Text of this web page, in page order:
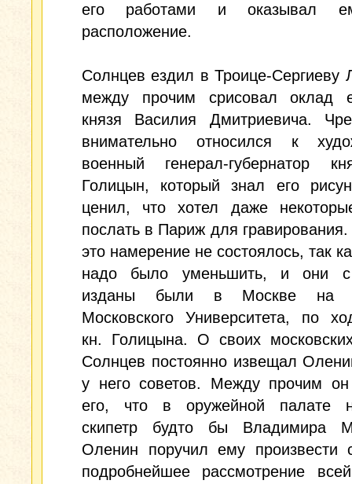
его работами и оказывал
расположение.
Солнцев ездил в Троице-Сергиеву
между прочим срисовал оклад
князя Василия Дмитриевича.
внимательно относился к
военный генерал-губернатор
Голицын, который знал его
ценил, что хотел даже
послать в Париж для
это намерение не состоялось, так
надо было уменьшить, и они с
изданы были в Москве на
Московского Университета, по
кн. Голицына. О своих
Солнцев постоянно извещал
у него советов. Между прочим
его, что в оружейной палате
скипетр будто бы Владимира
Оленин поручил ему произвести
подробнейшее рассмотрение